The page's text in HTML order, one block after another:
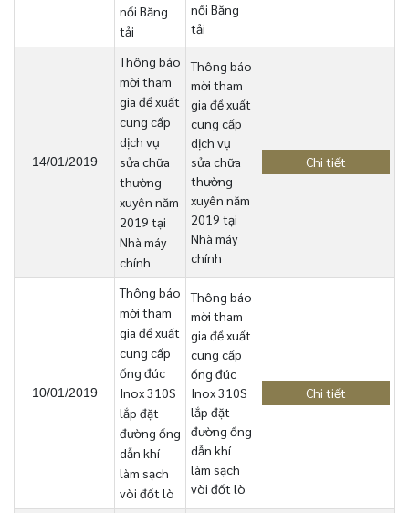
nối Băng
tải
nối Băng
tải
14/01/2019
Thông báo
mời tham
gia đề xuất
cung cấp
dịch vụ
sửa chữa
thường
xuyên năm
2019 tại
Nhà máy
chính
Thông báo
mời tham
gia đề xuất
cung cấp
dịch vụ
sửa chữa
thường
xuyên năm
2019 tại
Nhà máy
chính
Chi tiết
10/01/2019
Thông báo
mời tham
gia đề xuất
cung cấp
ống đúc
Inox 310S
lắp đặt
đường ống
dẫn khí
làm sạch
vòi đốt lò
Thông báo
mời tham
gia đề xuất
cung cấp
ống đúc
Inox 310S
lắp đặt
đường ống
dẫn khí
làm sạch
vòi đốt lò
Chi tiết